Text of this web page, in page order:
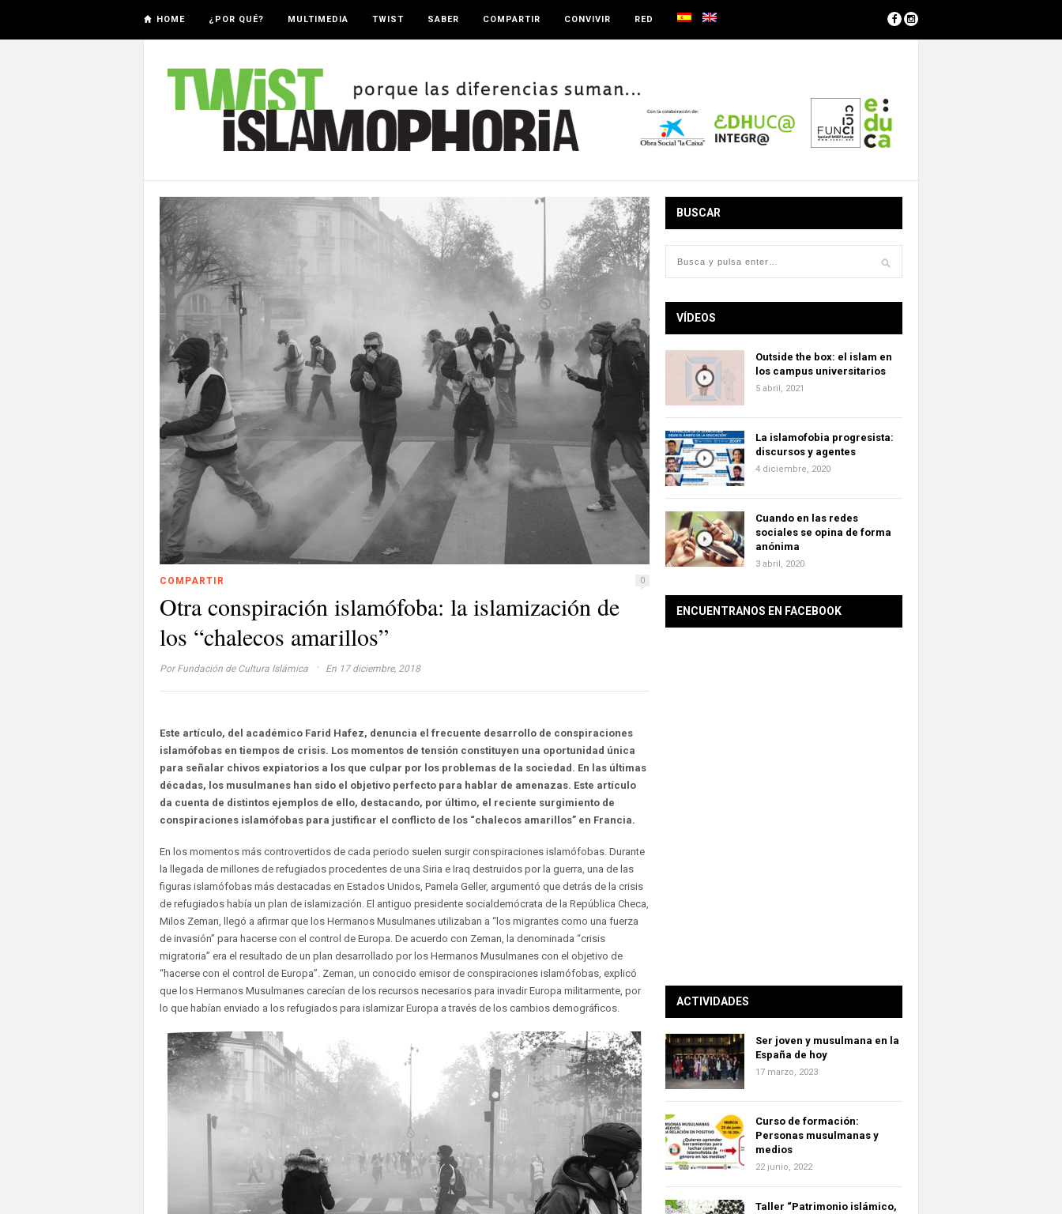
HOME ¿POR QUÉ? MULTIMEDIA TWIST SABER COMPARTIR CONVIVIR RED
COMPARTIR 0
Otra conspiración islamófoba: la islamización de
los “chalecos amarillos”
Por Fundación de Cultura Islámica · En 17 diciembre, 2018
Este artículo, del académico Farid Hafez, denuncia el frecuente desarrollo de conspiraciones
islamófobas en tiempos de crisis. Los momentos de tensión constituyen una oportunidad única
para señalar chivos expiatorios a los que culpar por los problemas de la sociedad. En las últimas
décadas, los musulmanes han sido el objetivo perfecto para hablar de amenazas. Este artículo
da cuenta de distintos ejemplos de ello, destacando, por último, el reciente surgimiento de
conspiraciones islamófobas para justificar el conflicto de los “chalecos amarillos” en Francia.
En los momentos más controvertidos de cada periodo suelen surgir conspiraciones islamófobas. Durante
la llegada de millones de refugiados procedentes de una Siria e Iraq destruidos por la guerra, una de las
figuras islamófobas más destacadas en Estados Unidos, Pamela Geller, argumentó que detrás de la crisis
de refugiados había un plan de islamización. El antiguo presidente socialdemócrata de la República Checa,
Milos Zeman, llegó a afirmar que los Hermanos Musulmanes utilizaban a “los migrantes como una fuerza
de invasión” para hacerse con el control de Europa. De acuerdo con Zeman, la denominada “crisis
migratoria” era el resultado de un plan desarrollado por los Hermanos Musulmanes con el objetivo de
“hacerse con el control de Europa”. Zeman, un conocido emisor de conspiraciones islamófobas, explicó
que los Hermanos Musulmanes carecían de los recursos necesarios para invadir Europa militarmente, por
lo que habían enviado a los refugiados para islamizar Europa a través de los cambios demográficos.
BUSCAR
VÍDEOS
Outside the box: el islam en
los campus universitarios
5 abril, 2021
La islamofobia progresista:
discursos y agentes
4 diciembre, 2020
Cuando en las redes
sociales se opina de forma
anónima
3 abril, 2020
ENCUENTRANOS EN FACEBOOK
ACTIVIDADES
Ser joven y musulmana en la
España de hoy
17 marzo, 2023
Curso de formación:
Personas musulmanas y
medios
22 junio, 2022
Taller “Patrimonio islámico,